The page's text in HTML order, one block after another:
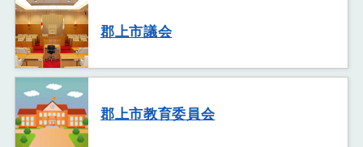
郡上市議会
郡上市教育委員会